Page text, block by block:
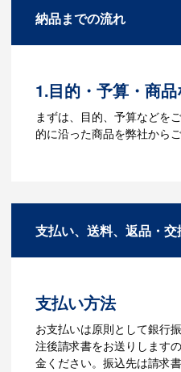
があります。Adobe
Q：ウェブサイト
ていないオリジナ
タマイズが可能です。お気
納品までの流れ
1.目的・予算・商
まずは、目的、予算などを
的に沿った商品を弊社から
お見積を弊社からお出しし
3.発注・データ入稿
ら、ご注文書をお送りします
【名入れをする場合】名入
ータをご入稿頂き、名入れ
ータでご確認いただきます。
支払い、送料、返品・
支払い方法
お支払いは原則として銀行
注後請求書をお送りします
金ください。振込先は請求